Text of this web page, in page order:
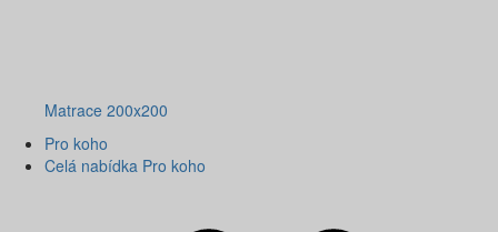
Matrace 200x200
Pro koho
Celá nabídka Pro koho